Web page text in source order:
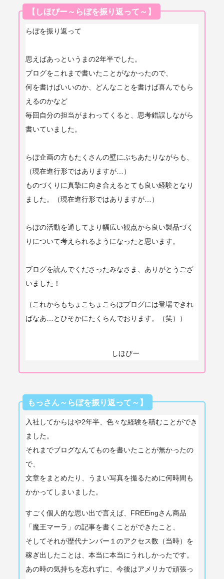
【しほぴー～らぼを振り返って～】
らぼを振り返って
思えばあっというまの2年半でした。
ブログをこれまで書いたことがなかったので、
何を書けばいいのか、どんなことを書けば喜んでもら
えるのかなど
毎回自分の担当がまわってくると、思考錯誤しながら
書いていました。
らぼ企画の方もたくさんの壁にぶちあたりながらも、
（現在進行形ではありますが…）
ものづくりに真摯に向き合えるとても良い経験となり
ました。（現在進行形ではありますが…）
らぼの活動を通してより幅広い観点から良い製品づく
りについて考えられるようになったと思います。
ブログを読んでくださったみなさま、ありがとうござ
いました！
（これからもちょこちょこらぼブログには登場できれ
ばなあ…とひそかにたくらんでおります。（笑））
しほぴー
もっさん～らぼを振り返って～】
入社してからはや2年半、色々な経験を積むことができ
ました。
それまでブログなんてものを書いたことが無かったの
で、
文章をまとめたり、うまい写真を撮るために何時間も
かかってしまいました。
すごく個人的な思い出で言えば、FREEingさん商品
「魔王マーラ」の記事を書くことができたこと、
そしてそれが歴代ナンバー１のアクセス数（当時）を
稼ぎ出したことは、本当に本当にうれしかったです。
あの時の気持ちを忘れずに、今後はアメリカで頑張っ